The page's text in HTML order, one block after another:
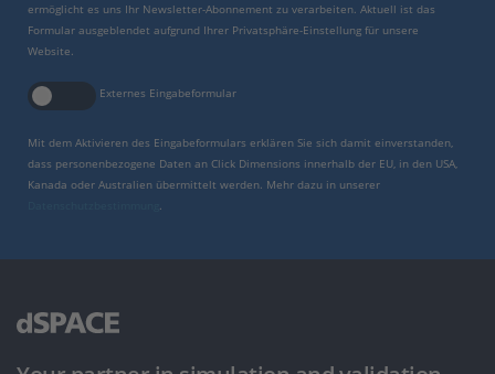
ermöglicht es uns Ihr Newsletter-Abonnement zu verarbeiten. Aktuell ist das
Formular ausgeblendet aufgrund Ihrer Privatsphäre-Einstellung für unsere
Website.
Externes Eingabeformular
Mit dem Aktivieren des Eingabeformulars erklären Sie sich damit einverstanden,
dass personenbezogene Daten an Click Dimensions innerhalb der EU, in den USA,
Kanada oder Australien übermittelt werden. Mehr dazu in unserer